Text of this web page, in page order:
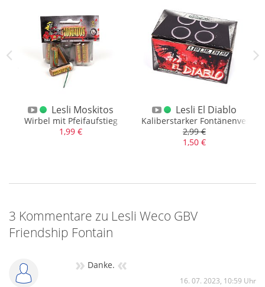
XL
NEM
Lesli Moskitos
Wirbel mit Pfeifaufstieg
1,99 €
Lesli El Diablo
Kaliberstarker
2,99 €
1,50 €
3 Kommentare zu Lesli Weco GBV
Friendship Fontain
» Danke. «
16. 07. 2023, 10:59 Uhr